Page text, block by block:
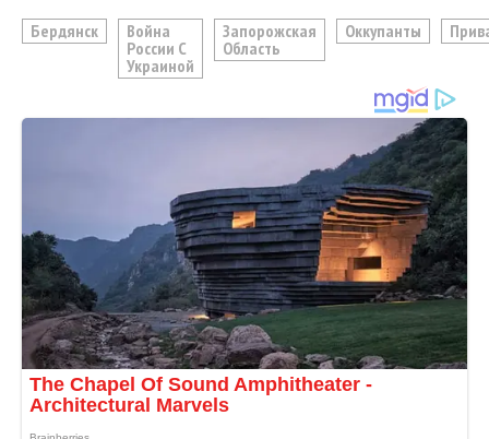
Бердянск
Война
России С
Украиной
Запорожская
Область
Оккупанты